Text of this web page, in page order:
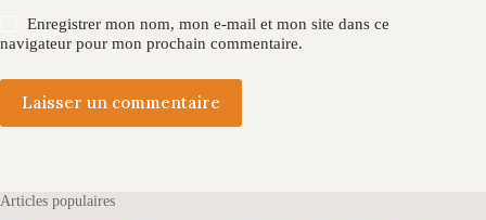
Enregistrer mon nom, mon e-mail et mon site dans ce
navigateur pour mon prochain commentaire.
Laisser un commentaire
Articles populaires